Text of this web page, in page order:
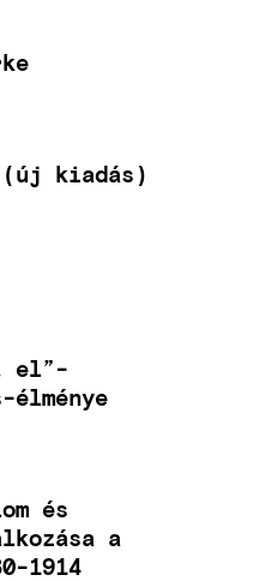
kiadás)
el”-
és
a
1914